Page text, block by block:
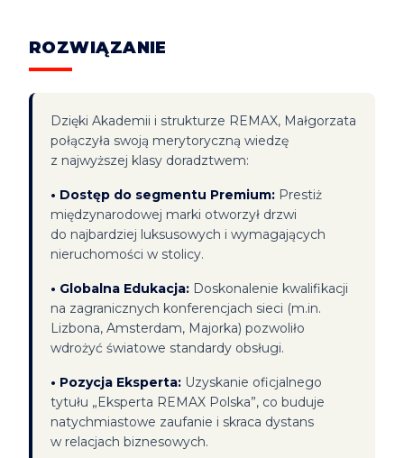
ROZWIĄZANIE
Dzięki Akademii i strukturze REMAX, Małgorzata
połączyła swoją merytoryczną wiedzę
z najwyższej klasy doradztwem:
• Dostęp do segmentu Premium: Prestiż
międzynarodowej marki otworzył drzwi
do najbardziej luksusowych i wymagających
nieruchomości w stolicy.
• Globalna Edukacja: Doskonalenie kwalifikacji
na zagranicznych konferencjach sieci (m.in.
Lizbona, Amsterdam, Majorka) pozwoliło
wdrożyć światowe standardy obsługi.
• Pozycja Eksperta: Uzyskanie oficjalnego
tytułu „Eksperta REMAX Polska”, co buduje
natychmiastowe zaufanie i skraca dystans
w relacjach biznesowych.